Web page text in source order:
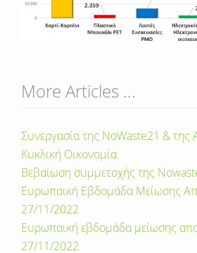
More Articles ...
Συνεργασία της NoWaste21 & της
Κυκλική Οικονομία
Βεβαίωση συμμετοχής της
Ευρωπαική Εβδομάδα Μείωσης
27/11/2022
Ευρωπαική εβδομάδα μείωσης
27/11/2022